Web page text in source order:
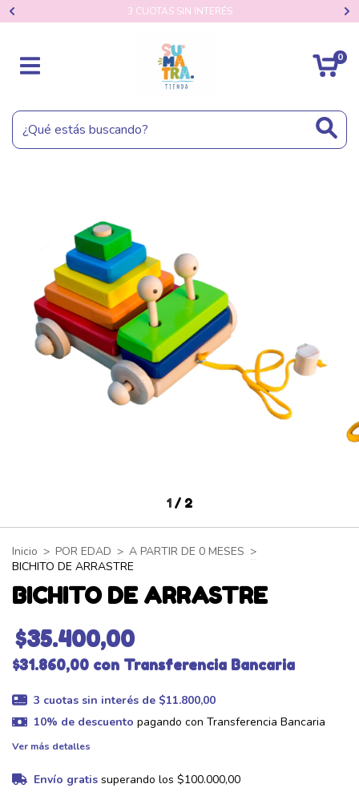
3 CUOTAS SIN INTERÉS
0
1 / 2
Inicio > POR EDAD > A PARTIR DE 0 MESES >
BICHITO DE ARRASTRE
BICHITO DE ARRASTRE
$35.400,00
$31.860,00 con Transferencia Bancaria
3 cuotas sin interés de $11.800,00
10% de descuento pagando con Transferencia Bancaria
Ver más detalles
Envío gratis superando los $100.000,00